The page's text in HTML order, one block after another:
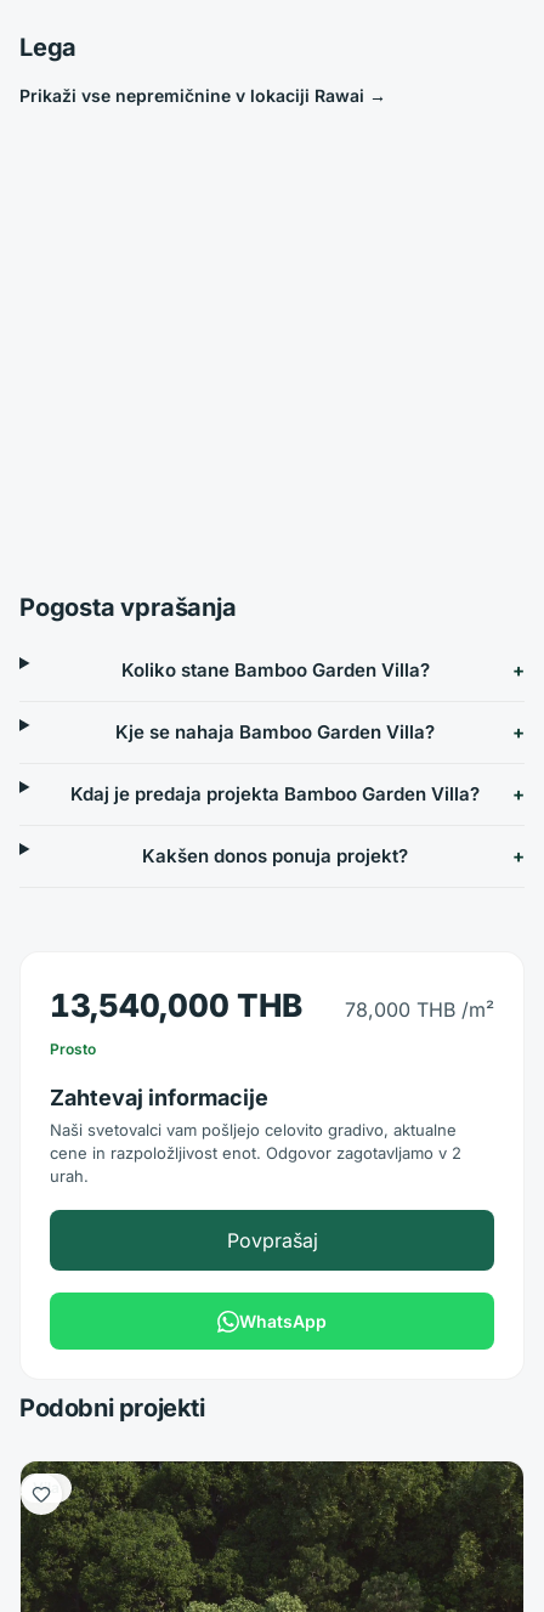
Lega
Prikaži vse nepremičnine v lokaciji Rawai →
Pogosta vprašanja
Koliko stane Bamboo Garden Villa?
Kje se nahaja Bamboo Garden Villa?
Kdaj je predaja projekta Bamboo Garden Villa?
Kakšen donos ponuja projekt?
13,540,000 THB 78,000 THB /m²
Prosto
Zahtevaj informacije
Naši svetovalci vam pošljejo celovito gradivo, aktualne
cene in razpoložljivost enot. Odgovor zagotavljamo v 2
urah.
Povprašaj
WhatsApp
Podobni projekti
Vila